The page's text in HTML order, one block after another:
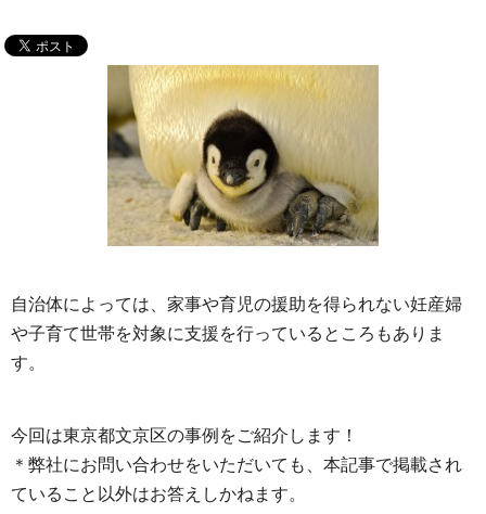
自治体によっては、家事や育児の援助を得られない妊産婦
や子育て世帯を対象に支援を行っているところもありま
す。
今回は東京都文京区の事例をご紹介します！
＊弊社にお問い合わせをいただいても、本記事で掲載され
ていること以外はお答えしかねます。